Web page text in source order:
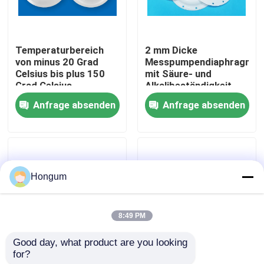
Qualitätskontrolle
Neuigkeiten
Bitte um ein Angebot
Gummimembrandichtungen
Ventil-Gummimembran
Temperaturbereich
von minus 20 Grad
Celsius bis plus 150
Grad Celsius
Membranmesspumpe,
die eine Lebensdauer
von 1000000 Mal für
Anfrage absenden
2 mm Dicke
Messpumpendiaphragma
mit Säure- und
Alkalibeständigkeit
und langen
Lebensdauer
Anfrage absenden
Durchflussrate bis zu
Hongum
8:49 PM
Good day, what product are you looking
for?